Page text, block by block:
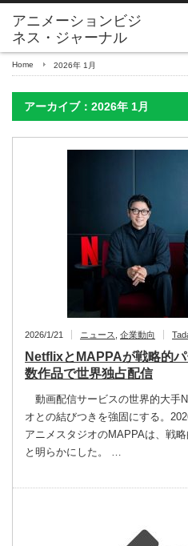
アニメーションビジ
ネス・ジャーナル
Home 2026年 1月
アーカイブ：2026年 1月
2026/1/21 ニュース 企業動向
NetflixとMAPPAが戦略的
数作品で世界独占配信
動画配信サービスの世界的大手
オとの結びつきを強固にする。
アニメスタジオのMAPPAは、戦
と明らかにした。 …